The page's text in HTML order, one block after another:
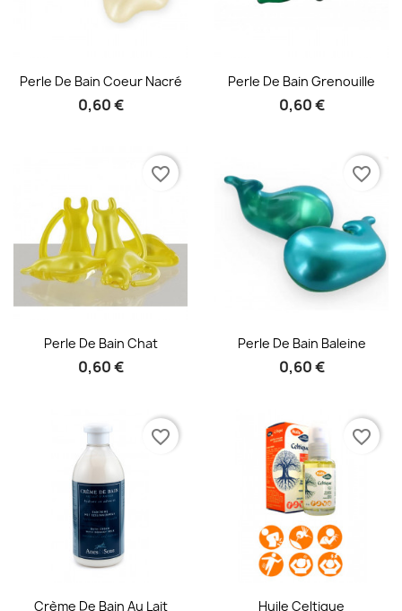
Aperçu rapide
Perle De Bain Coeur Nacré
0,60 €
 Aperçu rapide
Perle De Bain Grenouille
0,60 €
Aperçu rapide
Perle De Bain Chat
0,60 €
favorite_border
Aperçu rapide
Perle De Bain Baleine
0,60 €
favorite_border
Aperçu rapide
Crème De Bain Au Lait
favorite_border
Aperçu rapide
Huile Celtique
favorite_border